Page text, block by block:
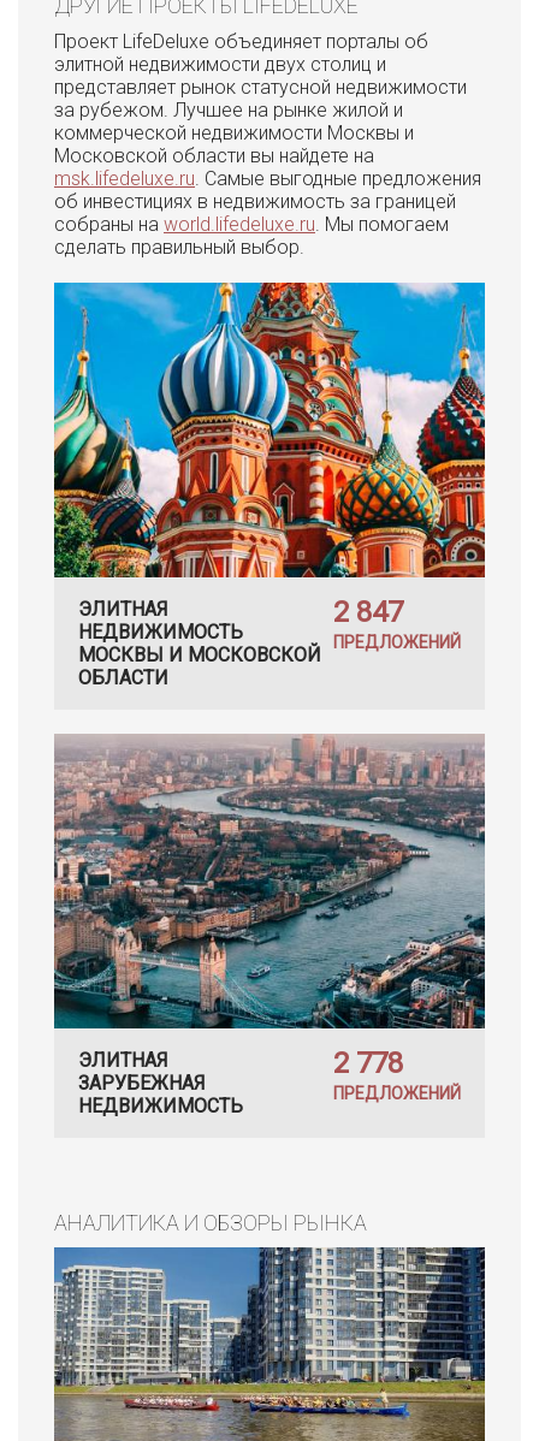
Проект LifeDeluxe объединяет порталы об
элитной недвижимости двух столиц и
представляет рынок статусной недвижимости
за рубежом. Лучшее на рынке жилой и
коммерческой недвижимости Москвы и
Московской области вы найдете на
msk.lifedeluxe.ru . Самые выгодные предложения
об инвестициях в недвижимость за границей
собраны на world.lifedeluxe.ru . Мы помогаем
сделать правильный выбор.
ЭЛИТНАЯ
НЕДВИЖИМОСТЬ
МОСКВЫ И МОСКОВСКОЙ
ОБЛАСТИ
2 847
ПРЕДЛОЖЕНИЙ
ЭЛИТНАЯ
ЗАРУБЕЖНАЯ
НЕДВИЖИМОСТЬ
2 778
ПРЕДЛОЖЕНИЙ
АНАЛИТИКА И ОБЗОРЫ РЫНКА